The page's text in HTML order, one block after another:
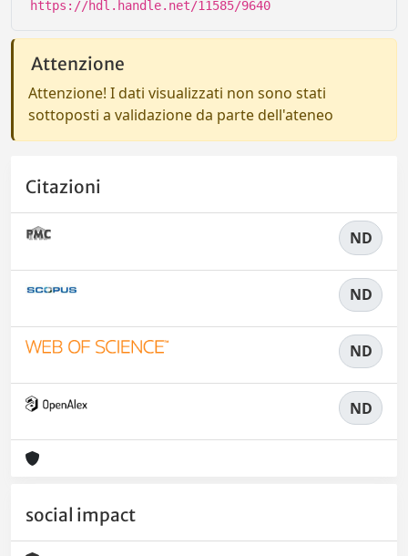
https://hdl.handle.net/11585/9640
Attenzione
Attenzione! I dati visualizzati non sono stati
sottoposti a validazione da parte dell'ateneo
Citazioni
ND
ND
ND
ND
social impact